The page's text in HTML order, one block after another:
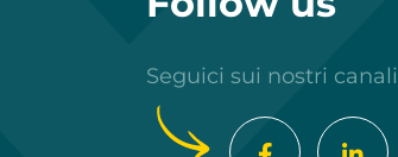
Seguici sui nostri canali